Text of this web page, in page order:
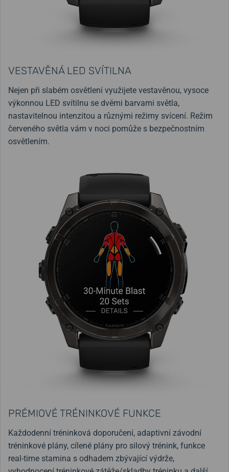
VESTAVĚNÁ LED SVÍTILNA
Nejen při slabém osvětlení využijete vestavěnou, vysoce
výkonnou LED svítilnu se dvěmi barvami světla,
nastavitelnou intenzitou a různými režimy svícení. Režim
červeného světla vám v noci pomůže s bezpečnostním
osvětlením.
PRÉMIOVÉ TRÉNINKOVÉ FUNKCE
Každodenní tréninková doporučení, adaptivní závodní
tréninkové plány, cílené plány pro silový trénink, funkce
real-time stamina s odhadem zbývající výdrže,